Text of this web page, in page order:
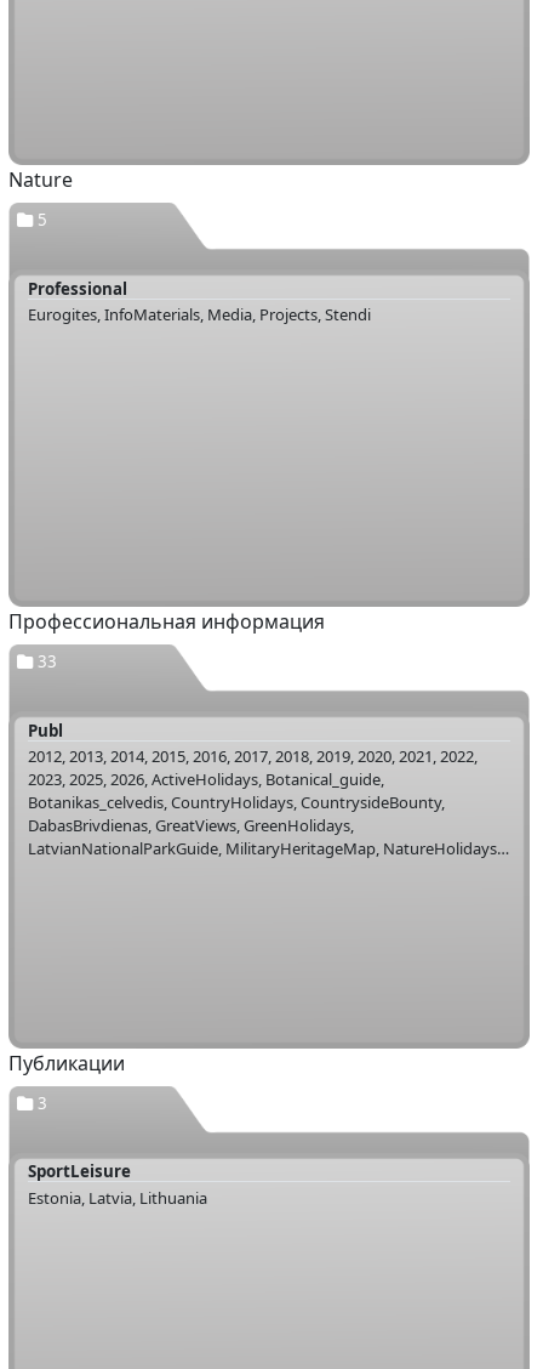
Nature
5
Professional
Eurogites, InfoMaterials, Media, Projects, Stendi
Профессиональная информация
33
Publ
2012, 2013, 2014, 2015, 2016, 2017, 2018, 2019, 2020, 2021, 2022,
2023, 2025, 2026, ActiveHolidays, Botanical_guide,
Botanikas_celvedis, CountryHolidays, CountrysideBounty,
DabasBrivdienas, GreatViews, GreenHolidays,
LatvianNationalParkGuide, MilitaryHeritageMap, NatureHolidays,
Публикации
3
SportLeisure
Estonia, Latvia, Lithuania